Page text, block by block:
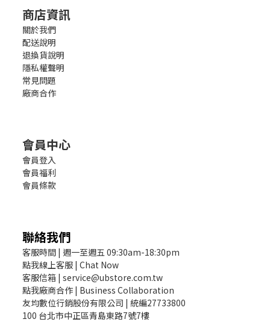
商店資訊
關於我們
配送說明
退換貨說明
隱私權聲明
常見問題
廠商合作
會員中心
會員登入
會員福利
會員條款
聯絡我們
客服時間 | 週一至週五 09:30am-18:30pm
點我線上客服 | Chat Now
客服信箱 | service@ubstore.com.tw
點我廠商合作 | Business Collaboration
友均數位行銷股份有限公司 | 統編27733800
100 台北市中正區青島東路7號7樓